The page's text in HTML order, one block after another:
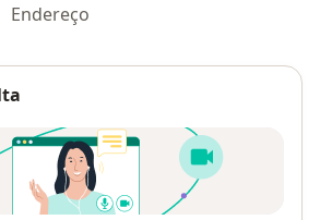
Endereço